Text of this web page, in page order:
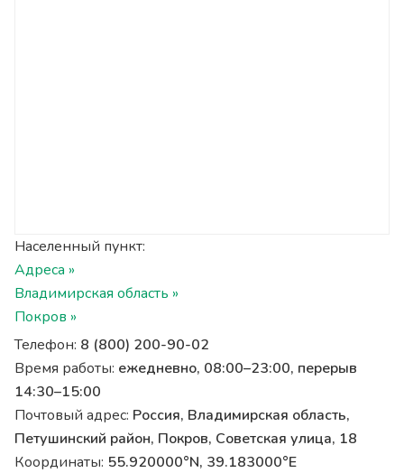
Населенный пункт:
Адреса »
Владимирская область »
Покров »
Телефон: 8 (800) 200-90-02
Время работы: ежедневно, 08:00–23:00, перерыв
14:30–15:00
Почтовый адрес: Россия, Владимирская область,
Петушинский район, Покров, Советская улица, 18
Координаты: 55.920000°N, 39.183000°E